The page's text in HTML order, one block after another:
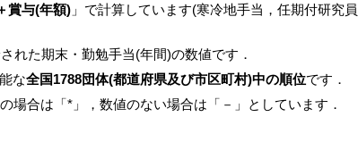
賞与(年額) 」で計算しています(寒冷地手当，任期付研究
れた期末・勤勉手当(年間)の数値です．
な全国1788団体(都道府県及び市区町村)中の順位です．
場合は「*」，数値のない場合は「－」としています．